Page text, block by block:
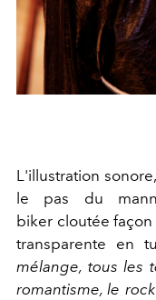
L'illustration
le pas du
biker cloutée
transparente en
mélange, tous les
romantisme, le